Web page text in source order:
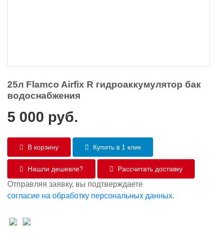
25л Flamco Airfix R гидроаккумулятор бак
водоснабжения
5 000 руб.
В корзину Купить в 1 клик
Нашли дешевле? Рассчитать доставку
Отправляя заявку, вы подтверждаете
согласие на обработку персональных данных.